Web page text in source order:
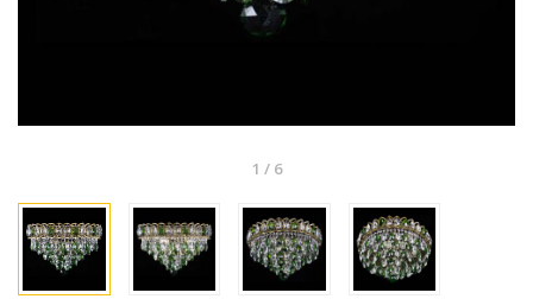
1 / 6